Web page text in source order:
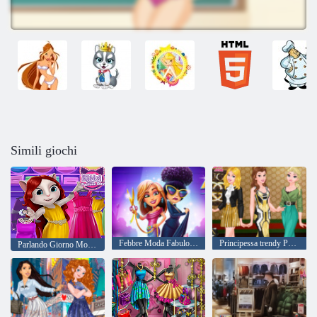
Simili giochi
Parlando Giorno Moda Angela Febbre Moda Fabulous di Angela Principessa trendy Preferiti